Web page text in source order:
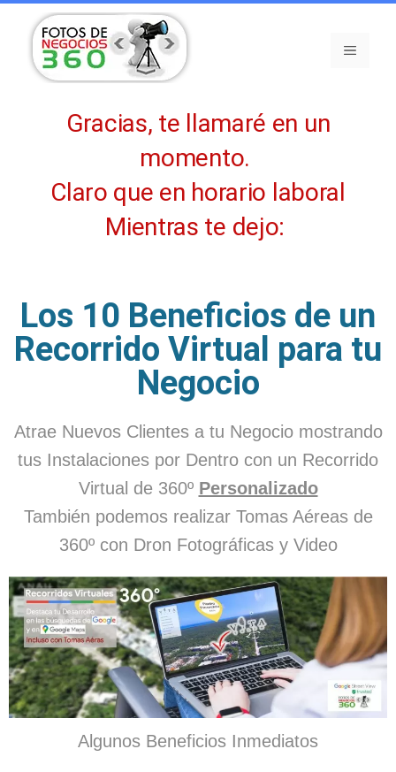
Gracias, te llamaré en un
momento.
Claro que en horario laboral
Mientras te dejo:
Los 10 Beneficios de un
Recorrido Virtual para tu
Negocio
Atrae Nuevos Clientes a tu Negocio mostrando
tus Instalaciones por Dentro con un Recorrido
Virtual de 360º Personalizado
También podemos realizar Tomas Aéreas de
360º con Dron Fotográficas y Video
Algunos Beneficios Inmediatos